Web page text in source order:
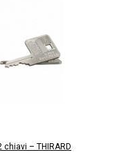
chiavi – THIRARD